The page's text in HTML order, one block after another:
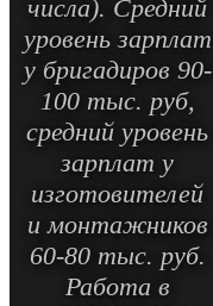
числа). Средний
уровень зарплат
у бригадиров 90-
100 тыс. руб,
средний уровень
зарплат у
изготовителей
и монтажников
60-80 тыс. руб.
Работа в